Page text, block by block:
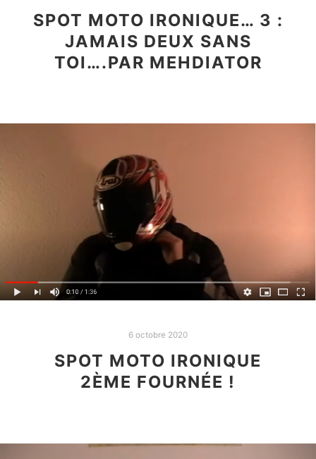
SPOT MOTO IRONIQUE… 3 :
JAMAIS DEUX SANS
TOI….PAR MEHDIATOR
6 octobre 2020
SPOT MOTO IRONIQUE
2ÈME FOURNÉE !